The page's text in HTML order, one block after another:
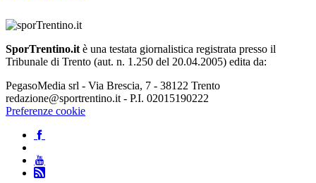
SporTrentino.it è una testata giornalistica registrata presso il
Tribunale di Trento (aut. n. 1.250 del 20.04.2005) edita da:
PegasoMedia srl - Via Brescia, 7 - 38122 Trento
redazione@sportrentino.it - P.I. 02015190222
Preferenze cookie